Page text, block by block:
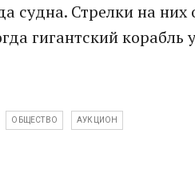
судна. Стрелки на них
гигантский корабль
ОБЩЕСТВО АУКЦИОН